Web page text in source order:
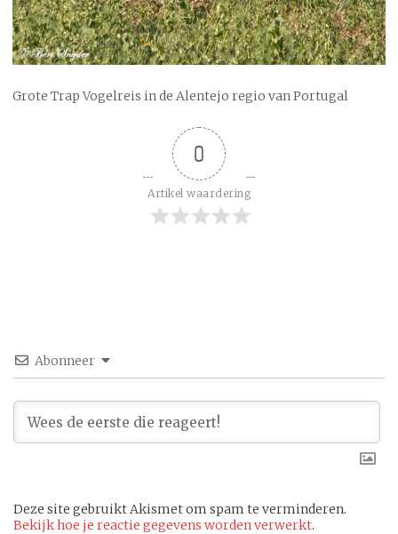
Grote Trap Vogelreis in de Alentejo regio van Portugal
0
Artikel waardering
Abonneer
Deze site gebruikt Akismet om spam te verminderen.
Bekijk hoe je reactie gegevens worden verwerkt.